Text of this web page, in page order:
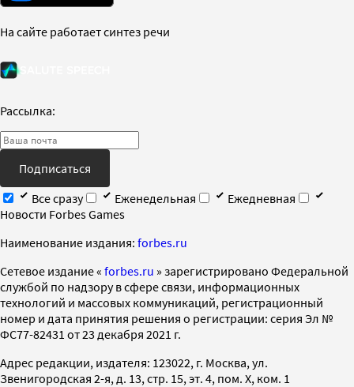
На сайте работает синтез речи
Рассылка:
Подписаться
Все сразу
Еженедельная
Ежедневная
Новости Forbes Games
Наименование издания: forbes.ru
Cетевое издание « forbes.ru » зарегистрировано Федеральной
службой по надзору в сфере связи, информационных
технологий и массовых коммуникаций, регистрационный
номер и дата принятия решения о регистрации: серия Эл №
ФС77-82431 от 23 декабря 2021 г.
Адрес редакции, издателя: 123022, г. Москва, ул.
Звенигородская 2-я, д. 13, стр. 15, эт. 4, пом. X, ком. 1